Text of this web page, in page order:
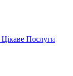
Цікаве Послуги